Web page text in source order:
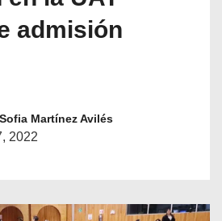
admisión
Martínez Avilés
2022